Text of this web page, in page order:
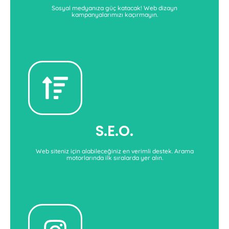
Sosyal medyanıza güç katacak! Web dizayn
kampanyalarımızı kaçırmayın.
S.E.O.
Web siteniz için alabileceğiniz en verimli destek. Arama
motorlarında ilk sıralarda yer alın.
S.E.O.'nun Gücünü Keşfet
arama motorlarında daha görünür hale gelin.